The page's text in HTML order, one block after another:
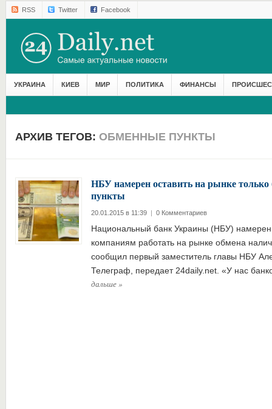
RSS Twitter Facebook
УКРАИНА КИЕВ МИР ПОЛИТИКА ФИНАНСЫ
АРХИВ ТЕГОВ: ОБМЕННЫЕ ПУНКТЫ
НБУ намерен оставить на рынке
пункты
20.01.2015 в 11:39 | 0 Комментариев
Национальный банк Украины (НБУ) намерен
компаниям работать на рынке обмена
сообщил первый заместитель главы НБУ
Телеграф, передает 24daily.net. «У нас
дальше»